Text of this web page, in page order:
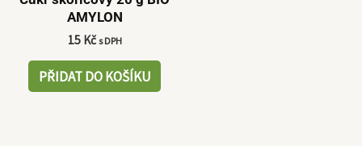
AMYLON
15 Kč s DPH
PŘIDAT DO KOŠÍKU